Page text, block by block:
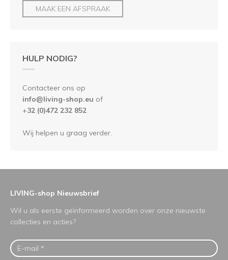
MAAK EEN AFSPRAAK
HULP NODIG?
Contacteer ons op
info@living-shop.eu of
+32 (0)472 232 852
Wij helpen u graag verder.
LIVING-shop Nieuwsbrief
Wil u als eerste geïnformeerd worden over onze nieuwste
collecties en acties?